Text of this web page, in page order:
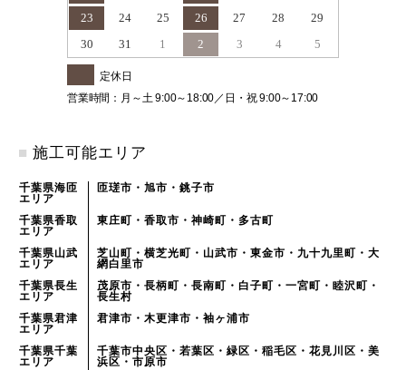
23
24 25 26 27 28
29
30
31 1 2 3 4 5
定休日
営業時間：月～土 9:00～18:00／日・祝 9:00～17:00
■ 施工可能エリア
千葉県海匝
エリア
匝瑳市・旭市・銚子市
千葉県香取
エリア
東庄町・香取市・神崎町・多古町
千葉県山武
エリア
芝山町・横芝光町・山武市・東金市・九十九里町・大
網白里市
千葉県長生
エリア
茂原市・長柄町・長南町・白子町・一宮町・睦沢町・
長生村
千葉県君津
エリア
君津市・木更津市・袖ヶ浦市
千葉県千葉
エリア
千葉市中央区・若葉区・緑区・稲毛区・花見川区・美
浜区・市原市